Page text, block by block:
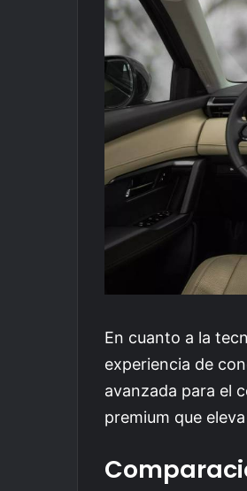
En cuanto a la
experiencia de
avanzada para el
premium que